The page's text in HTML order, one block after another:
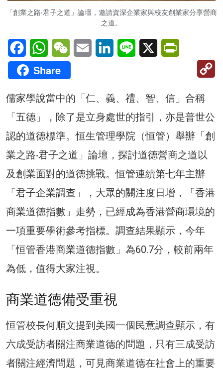
「創業之路‧君子之道」論壇，邀請資深企業家與校友創業家分享營商
之道。
FacebookWhatsAppWeChatEmail LinkedInLine X
Share
儒家學說當中的「仁、義、禮、智、信」合稱
「五德」，除了是立身處世的指引，亦是普世公
認的道德標準。恒生管理學院（恒管）舉辦「創
業之路‧君子之道」論壇，探討道德營商之道以
及創業面對的道德挑戰。恒管連續第七年主辦
「君子企業調查」，大眾的關注度日增，「香港
商業道德指數」走勢，已經成為香港營商環境的
一項重要學術參考指標。調查結果顯示，今年
「恒管香港商業道德指數」為60.7分，較前兩年
為低，值得大家注視。
商業道德備受重視
恒管校長何順文提到美國一個民意調查顯示，有
六成受訪者關注商業道德的問題，只有三成受訪
者關注經濟問題，可見商業道德在社會上的重要